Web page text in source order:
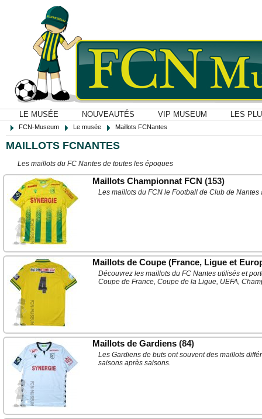
LE MUSÉE NOUVEAUTÉS VIP MUSEUM LES
FCN-Museum Le musée Maillots FCNantes
MAILLOTS FCNANTES
Les maillots du FC Nantes de toutes les époques
Maillots Championnat FCN (153)
Les maillots du FCN le Football de Club de
Maillots de Coupe (France, Ligue et
Découvrez les maillots du FC Nantes utilisés et
Coupe de France, Coupe de la Ligue, UEFA,
Maillots de Gardiens (84)
Les Gardiens de buts ont souvent des maillots
saisons après saisons.